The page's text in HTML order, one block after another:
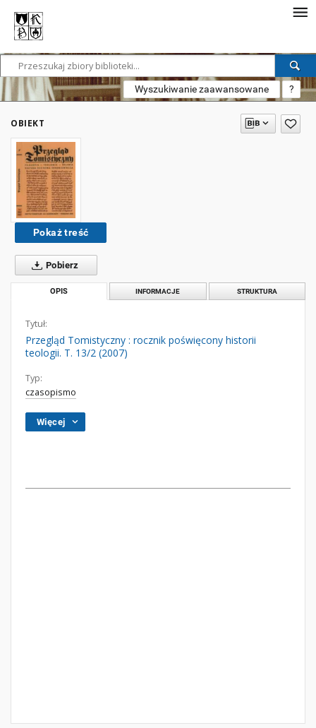
Wyszukiwanie zaawansowane ?
OBIEKT
Pokaż treść
Pobierz
OPIS INFORMACJE STRUKTURA
Tytuł:
Przegląd Tomistyczny : rocznik poświęcony historii
teologii. T. 13/2 (2007)
Typ:
czasopismo
Więcej